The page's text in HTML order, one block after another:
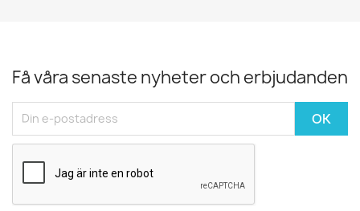
Få våra senaste nyheter och erbjudanden